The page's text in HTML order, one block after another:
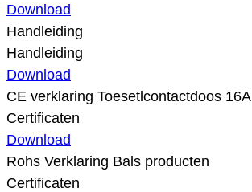
Download
Handleiding
Handleiding
Download
CE verklaring Toesetlcontactdoos 16A
Certificaten
Download
Rohs Verklaring Bals producten
Certificaten